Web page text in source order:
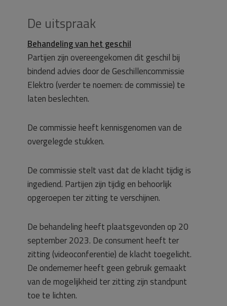
De uitspraak
Behandeling van het geschil
Partijen zijn overeengekomen dit geschil bij
bindend advies door de Geschillencommissie
Elektro (verder te noemen: de commissie) te
laten beslechten.
De commissie heeft kennisgenomen van de
overgelegde stukken.
De commissie stelt vast dat de klacht tijdig is
ingediend. Partijen zijn tijdig en behoorlijk
opgeroepen ter zitting te verschijnen.
De behandeling heeft plaatsgevonden op 20
september 2023. De consument heeft ter
zitting (videoconferentie) de klacht toegelicht.
De ondernemer heeft geen gebruik gemaakt
van de mogelijkheid ter zitting zijn standpunt
toe te lichten.